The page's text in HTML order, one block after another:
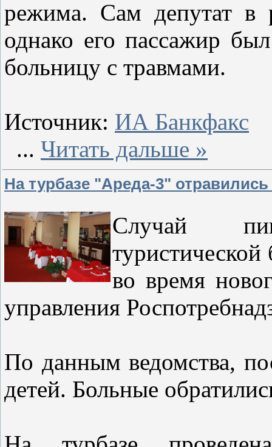
режима. Сам депутат в
однако его пассажир
больницу с травмами.
Источник: ИА Банкфакс
... Читать дальше »
На турбазе "Ареда-3"
Случай
туристической
во время
управления
По данным ведомства,
детей. Больные